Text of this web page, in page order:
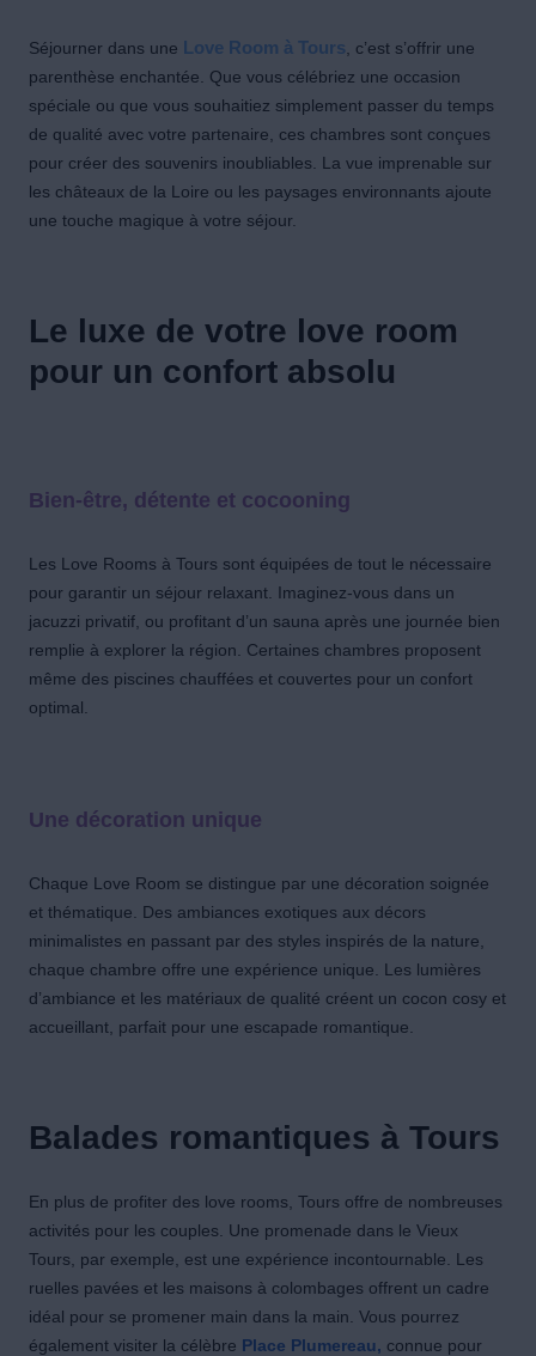
Séjourner dans une Love Room à Tours , c’est s’offrir une
parenthèse enchantée. Que vous célébriez une occasion
spéciale ou que vous souhaitiez simplement passer du temps
de qualité avec votre partenaire, ces chambres sont conçues
pour créer des souvenirs inoubliables. La vue imprenable sur
les châteaux de la Loire ou les paysages environnants ajoute
une touche magique à votre séjour.
Le luxe de votre love room
pour un confort absolu
Bien-être, détente et cocooning
Les Love Rooms à Tours sont équipées de tout le nécessaire
pour garantir un séjour relaxant. Imaginez-vous dans un
jacuzzi privatif, ou profitant d’un sauna après une journée bien
remplie à explorer la région. Certaines chambres proposent
même des piscines chauffées et couvertes pour un confort
optimal.
Une décoration unique
Chaque Love Room se distingue par une décoration soignée
et thématique. Des ambiances exotiques aux décors
minimalistes en passant par des styles inspirés de la nature,
chaque chambre offre une expérience unique. Les lumières
d’ambiance et les matériaux de qualité créent un cocon cosy et
accueillant, parfait pour une escapade romantique.
Balades romantiques à Tours
En plus de profiter des love rooms, Tours offre de nombreuses
activités pour les couples. Une promenade dans le Vieux
Tours, par exemple, est une expérience incontournable. Les
ruelles pavées et les maisons à colombages offrent un cadre
idéal pour se promener main dans la main. Vous pourrez
également visiter la célèbre Place Plumereau, connue pour